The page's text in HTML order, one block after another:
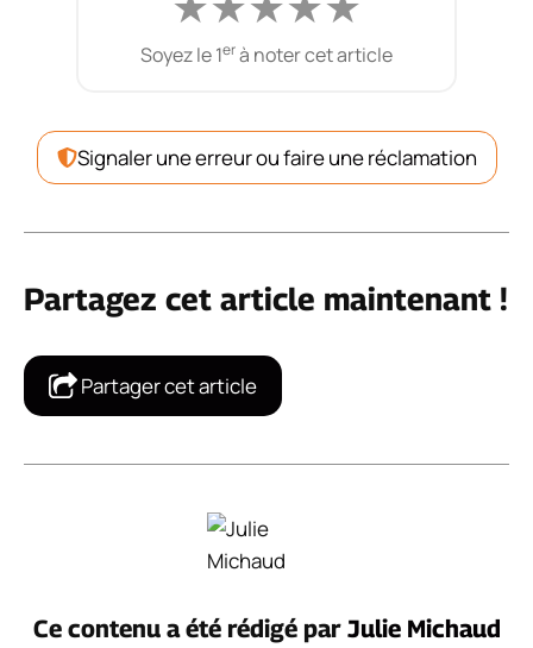
Soyez le 1erà noter cet article
Signaler une erreur ou faire une réclamation
Partagez cet article maintenant !
Partager cet article
Ce contenu a été rédigé par Julie Michaud